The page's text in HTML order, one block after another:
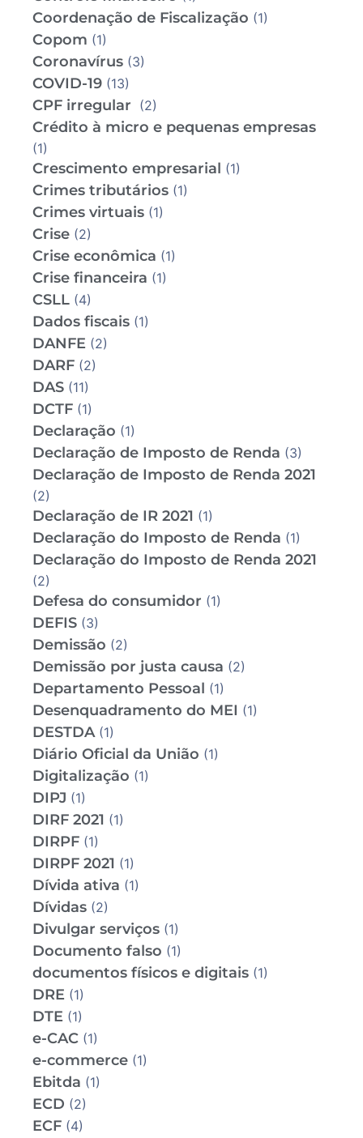
Coordenação de Fiscalização (1)
Copom (1)
Coronavírus (3)
COVID-19 (13)
CPF irregular (2)
Crédito à micro e pequenas empresas
(1)
Crescimento empresarial (1)
Crimes tributários (1)
Crimes virtuais (1)
Crise (2)
Crise econômica (1)
Crise financeira (1)
CSLL (4)
Dados fiscais (1)
DANFE (2)
DARF (2)
DAS (11)
DCTF (1)
Declaração (1)
Declaração de Imposto de Renda (3)
Declaração de Imposto de Renda 2021
(2)
Declaração de IR 2021 (1)
Declaração do Imposto de Renda (1)
Declaração do Imposto de Renda 2021
(2)
Defesa do consumidor (1)
DEFIS (3)
Demissão (2)
Demissão por justa causa (2)
Departamento Pessoal (1)
Desenquadramento do MEI (1)
DESTDA(1)
Diário Oficial da União (1)
Digitalização (1)
DIPJ (1)
DIRF 2021 (1)
DIRPF (1)
DIRPF 2021 (1)
Dívida ativa (1)
Dívidas (2)
Divulgar serviços (1)
Documento falso (1)
documentos físicos e digitais (1)
DRE (1)
DTE (1)
e-CAC (1)
e-commerce (1)
Ebitda (1)
ECD (2)
ECF (4)